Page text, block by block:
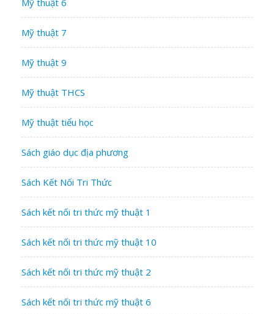
Mỹ thuật 7
Mỹ thuật 9
Mỹ thuật THCS
Mỹ thuật tiểu học
Sách giáo dục địa phương
Sách Kết Nối Tri Thức
Sách kết nối tri thức mỹ thuật 1
Sách kết nối tri thức mỹ thuật 10
Sách kết nối tri thức mỹ thuật 2
Sách kết nối tri thức mỹ thuật 6